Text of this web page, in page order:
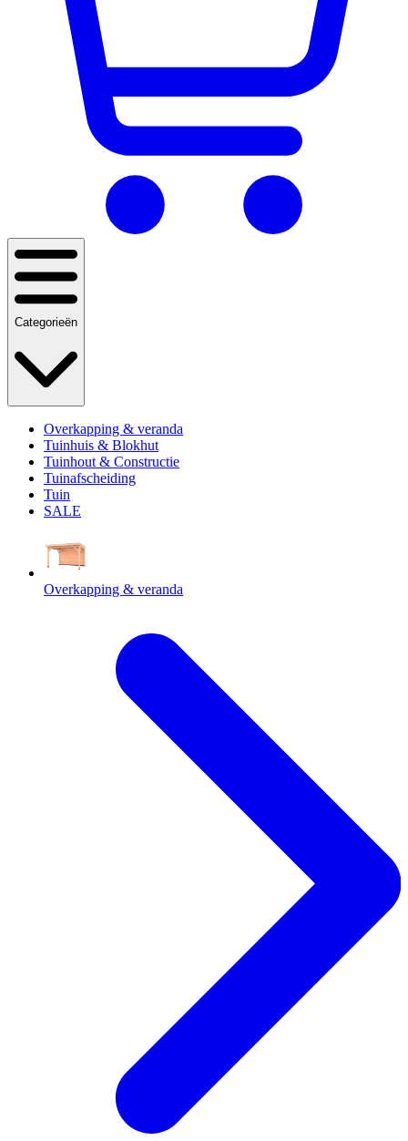
Categorieën
Overkapping & veranda
Tuinhuis & Blokhut
Tuinhout & Constructie
Tuinafscheiding
Tuin
SALE
Overkapping & veranda